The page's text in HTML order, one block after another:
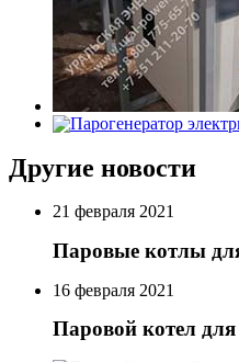
Другие новости
21 февраля 2021
Паровые котлы
16 февраля 2021
Паровой котел